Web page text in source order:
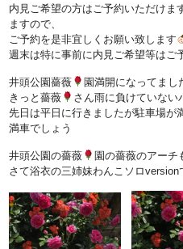
内見ご希望の方はご予約いただけま
ますので、
ご予約を是非宜しくお願い致します
週末は特に事前に内見ご希望等はご
井頭公園薔薇
園満開になってまし
きっと薔薇
さん雨に負けていない
先日は平日に行きましたが駐車場が
満車でしょう
井頭公園の薔薇
園の薔薇のアーチ
さて浴衣の三姉妹わんこソロversion